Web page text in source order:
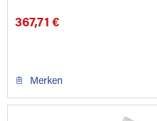
367,71 €
Merken